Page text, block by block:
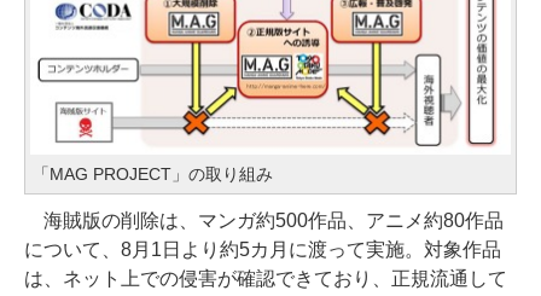
「MAG PROJECT」の取り組み
海賊版の削除は、マンガ約500作品、アニメ約80作品
について、8月1日より約5カ月に渡って実施。対象作品
は、ネット上での侵害が確認できており、正規流通して